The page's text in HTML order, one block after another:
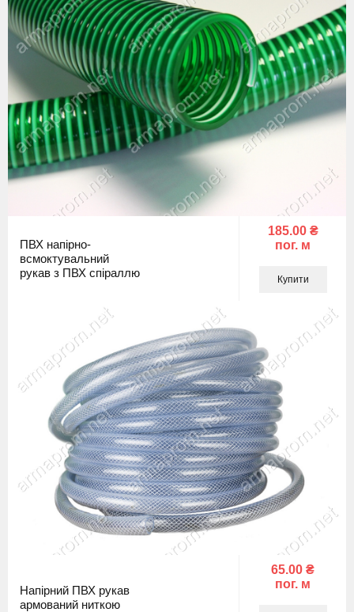
ПВХ напірно-
всмоктувальний
рукав з ПВХ спіраллю
185.00 ₴
пог. м
Купити
Напірний ПВХ рукав
армований ниткою
65.00 ₴
пог. м